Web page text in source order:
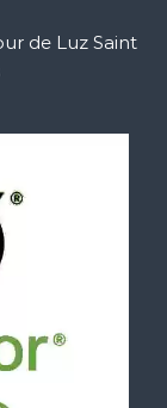
de Luz Saint